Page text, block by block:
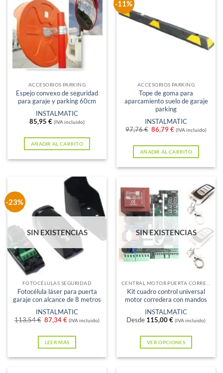
Las
opciones
en
la
página
de
producto
ACCESORIOS PARKING
Espejo convexo de seguridad
para garaje y parking 60cm
INSTALMATIC
85,95 € (IVA incluido)
AÑADIR AL CARRITO
-11%
ACCESORIOS PARKING
Tope de goma para
aparcamiento suelo de garaje
parking
INSTALMATIC
97,76€ El
original
era:
97,76 €.
86,79€El
actual
es:
86,79 €.
(IVA incluido)
AÑADIR AL CARRITO
-23%
SIN EXISTENCIAS
FOTOCÉLULAS SEGURIDAD
Fotocélula láser para puerta
garaje con alcance de 8 metros
INSTALMATIC
113,54€ El
original
era:
113,54 €.
87,34€El
actual
es:
87,34 €.
(IVA incluido)
LEER MÁS
SIN EXISTENCIAS
CENTRAL MOTOR PUERTA CORREDERA
Kit cuadro control universal
motor corredera con mandos
INSTALMATIC
Desde 115,00€ (IVA incluido)
VER OPCIONES